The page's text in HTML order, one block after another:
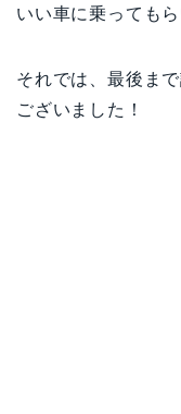
いい車に乗っても
それでは、最後ま
ございました！